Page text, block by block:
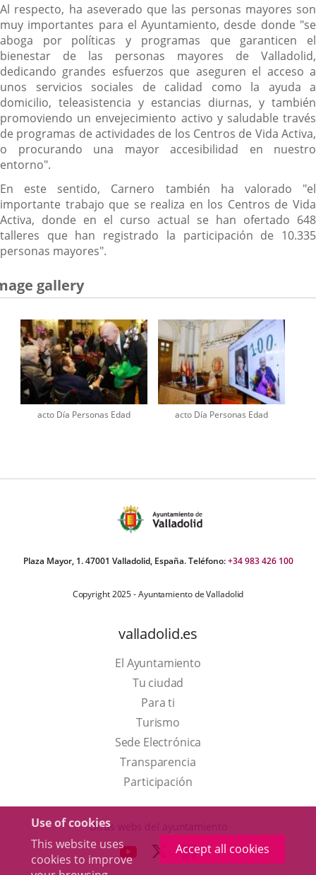
Use of cookies
This website uses
cookies to improve
Accept all cookies
Al respecto, ha aseverado que las personas mayores son
muy importantes para el Ayuntamiento, desde donde "se
aboga por políticas y programas que garanticen el
bienestar de las personas mayores de Valladolid,
dedicando grandes esfuerzos que aseguren el acceso a
unos servicios sociales de calidad como la ayuda a
domicilio, teleasistencia y estancias diurnas, y también
promoviendo un envejecimiento activo y saludable través
de programas de actividades de los Centros de Vida Activa,
o procurando una mayor accesibilidad en nuestro
entorno".
En este sentido, Carnero también ha valorado "el
importante trabajo que se realiza en los Centros de Vida
Activa, donde en el curso actual se han ofertado 648
talleres que han registrado la participación de 10.335
personas mayores".
gallery
acto Día Personas Edad acto Día Personas Edad
Plaza Mayor, 1. 47001 Valladolid, España. Teléfono:+34 983 426 100
Copyright 2025 - Ayuntamiento de Valladolid
valladolid.es
El Ayuntamiento
Tu ciudad
Para ti
TurismoThis
link
will
open
pop-
up
Sede Electrónica
Transparencia
Participación
Otras webs del ayuntamiento
LINK
LINK
TO
LINK
TO